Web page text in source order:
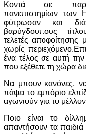
Κοντά σε
πανεπιστημίων
φύτρωσαν και
βαρύγδουπους
τελετές αποφοίτησης
χωρίς
ένα τέλος σε αυτή
που εξέθετε τη χώρα
Να μπουν κανόνες,
πάψει το εμπόριο
αγωνιούν για το
Ποιο είναι το
απαντήσουν τα